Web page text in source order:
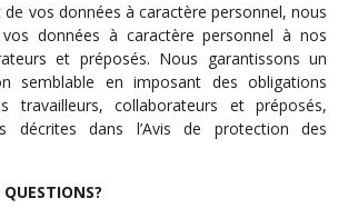
vos données à caractère personnel, nous
données à caractère personnel à nos
et préposés. Nous garantissons un
semblable en imposant des obligations
travailleurs, collaborateurs et préposés,
décrites dans l’Avis de protection des